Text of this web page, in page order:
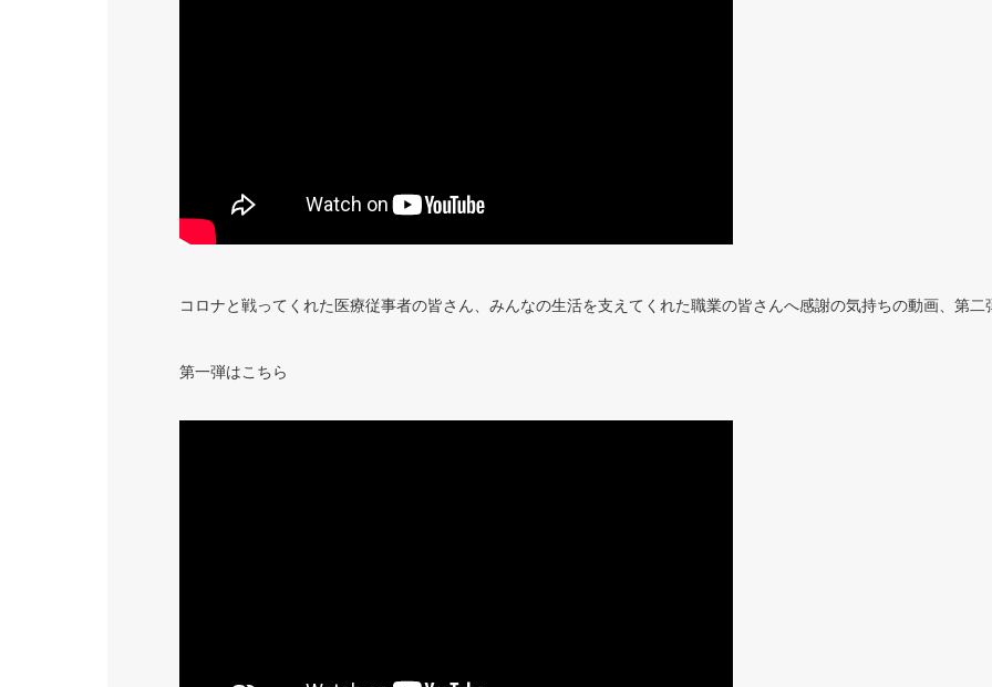
コロナと戦ってくれた医療従事者の皆さん、みんなの生活を支えてくれた職業の皆さんへ感謝の気持ちの動画、第二
第一弾はこちら